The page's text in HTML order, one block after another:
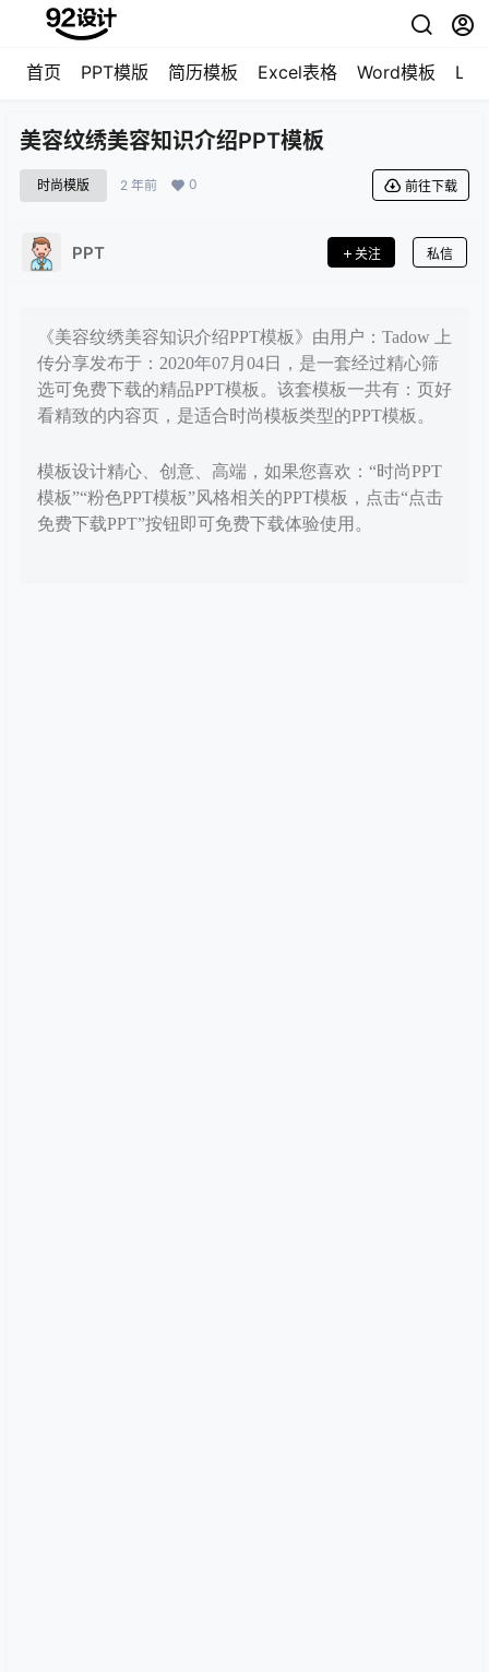
首页 PPT模版 简历模板 Excel表格 Word模板
美容纹绣美容知识介绍PPT模板
时尚模版 2 年前 0 前往下载
PPT 关注 私信
《美容纹绣美容知识介绍PPT模板》由用户：Tadow 上
传分享发布于：2020年07月04日，是一套经过精心筛
选可免费下载的精品PPT模板。该套模板一共有：页好
看精致的内容页，是适合时尚模板类型的PPT模板。
模板设计精心、创意、高端，如果您喜欢：“时尚PPT
模板”“粉色PPT模板”风格相关的PPT模板，点击“点击
免费下载PPT”按钮即可免费下载体验使用。